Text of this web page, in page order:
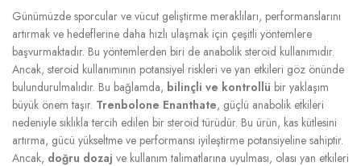
Günümüzde sporcular ve vücut geliştirme meraklıları, performanslarını
artırmak ve hedeflerine daha hızlı ulaşmak için çeşitli yöntemlere
başvurmaktadır. Bu yöntemlerden biri de anabolik steroid kullanımıdır.
Ancak, steroid kullanımının potansiyel riskleri ve yan etkileri göz önünde
bulundurulmalıdır. Bu bağlamda, bilinçli ve kontrollü bir yaklaşım
büyük önem taşır. Trenbolone Enanthate, güçlü anabolik etkileri
nedeniyle sıklıkla tercih edilen bir steroid türüdür. Bu ürün, kas kütlesini
artırma, gücü yükseltme ve performansı iyileştirme potansiyeline sahiptir.
Ancak, doğru dozaj ve kullanım talimatlarına uyulması, olası yan etkileri